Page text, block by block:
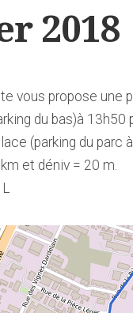
2018
vous propose une
du bas)à 13h50
(parking du parc
et déniv = 20 m.